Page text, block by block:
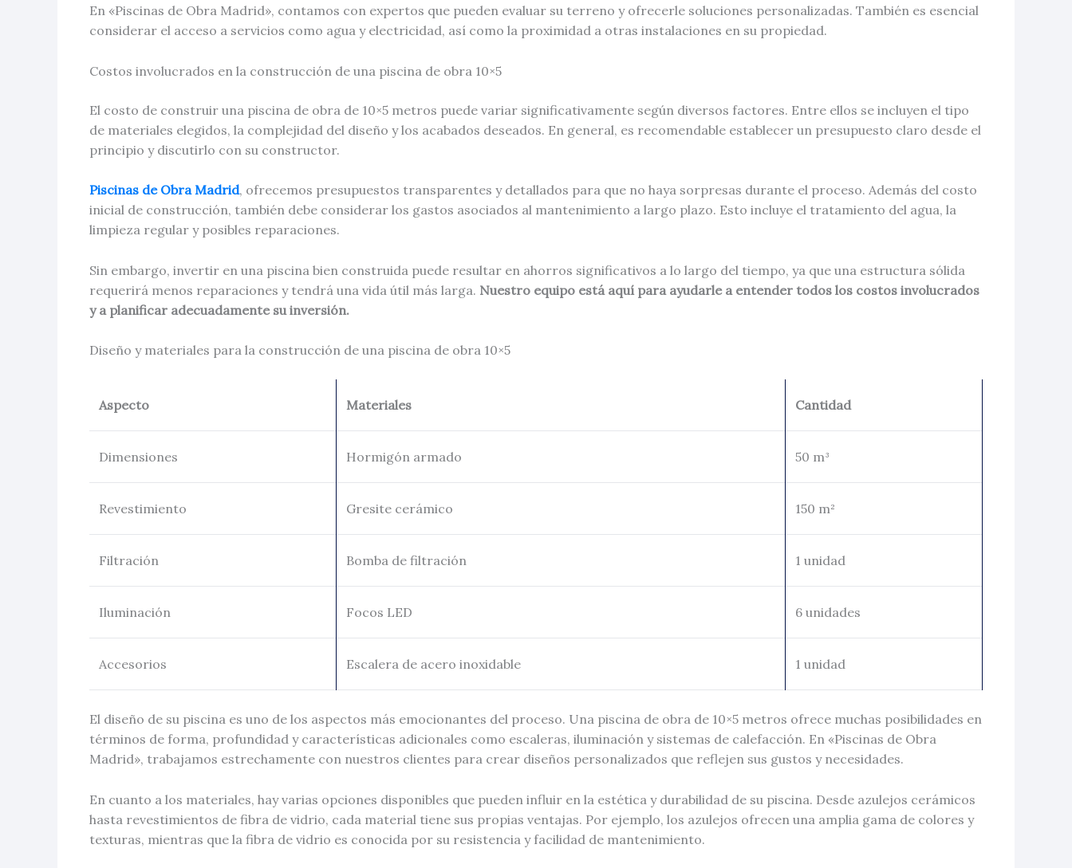
En «Piscinas de Obra Madrid», contamos con expertos que pueden evaluar su terreno y ofrecerle soluciones personalizadas. También es esencial
considerar el acceso a servicios como agua y electricidad, así como la proximidad a otras instalaciones en su propiedad.
Costos involucrados en la construcción de una piscina de obra 10×5
El costo de construir una piscina de obra de 10×5 metros puede variar significativamente según diversos factores. Entre ellos se incluyen el tipo
de materiales elegidos, la complejidad del diseño y los acabados deseados. En general, es recomendable establecer un presupuesto claro desde el
principio y discutirlo con su constructor.
Piscinas de Obra Madrid, ofrecemos presupuestos transparentes y detallados para que no haya sorpresas durante el proceso. Además del costo
inicial de construcción, también debe considerar los gastos asociados al mantenimiento a largo plazo. Esto incluye el tratamiento del agua, la
limpieza regular y posibles reparaciones.
Sin embargo, invertir en una piscina bien construida puede resultar en ahorros significativos a lo largo del tiempo, ya que una estructura sólida
requerirá menos reparaciones y tendrá una vida útil más larga. Nuestro equipo está aquí para ayudarle a entender todos los costos involucrados
y a planificar adecuadamente su inversión.
Diseño y materiales para la construcción de una piscina de obra 10×5
Aspecto Materiales Cantidad
Dimensiones Hormigón armado 50 m³
Revestimiento Gresite cerámico 150 m²
Filtración Bomba de filtración 1 unidad
Iluminación Focos LED 6 unidades
Accesorios Escalera de acero inoxidable 1 unidad
El diseño de su piscina es uno de los aspectos más emocionantes del proceso. Una piscina de obra de 10×5 metros ofrece muchas posibilidades en
términos de forma, profundidad y características adicionales como escaleras, iluminación y sistemas de calefacción. En «Piscinas de Obra
Madrid», trabajamos estrechamente con nuestros clientes para crear diseños personalizados que reflejen sus gustos y necesidades.
En cuanto a los materiales, hay varias opciones disponibles que pueden influir en la estética y durabilidad de su piscina. Desde azulejos cerámicos
hasta revestimientos de fibra de vidrio, cada material tiene sus propias ventajas. Por ejemplo, los azulejos ofrecen una amplia gama de colores y
texturas, mientras que la fibra de vidrio es conocida por su resistencia y facilidad de mantenimiento.